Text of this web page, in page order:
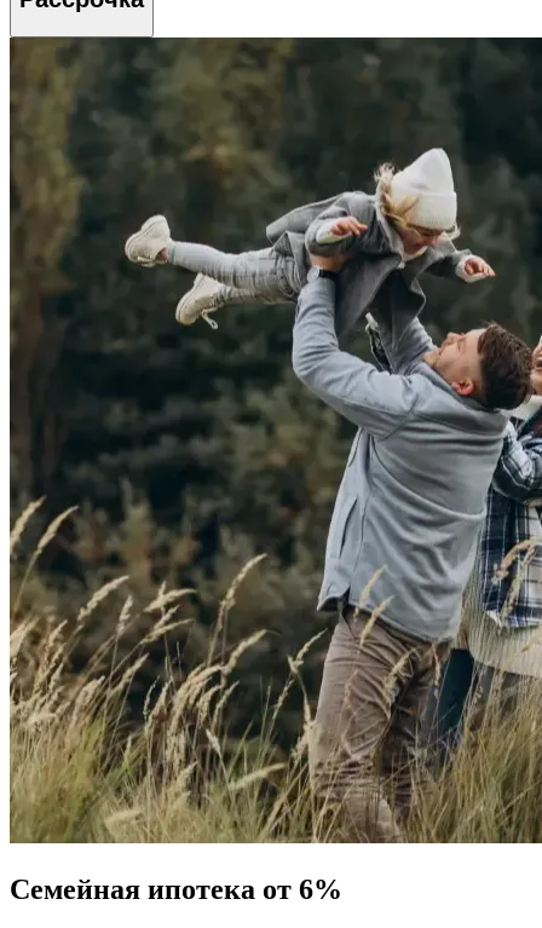
Семейная ипотека от 6%